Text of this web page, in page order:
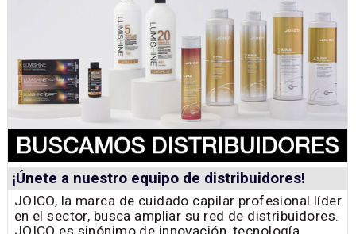
¡Únete a nuestro equipo de distribuidores!
JOICO, la marca de cuidado capilar profesional líder
en el sector, busca ampliar su red de distribuidores.
JOICO es sinónimo de innovación, tecnología